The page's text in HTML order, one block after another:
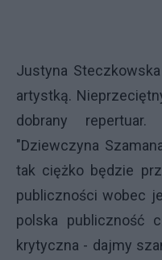
Justyna
artystką.
dobrany
"Dziewczyna
tak ciężko będzie
publiczności wobec
polska publiczność
krytyczna - dajmy